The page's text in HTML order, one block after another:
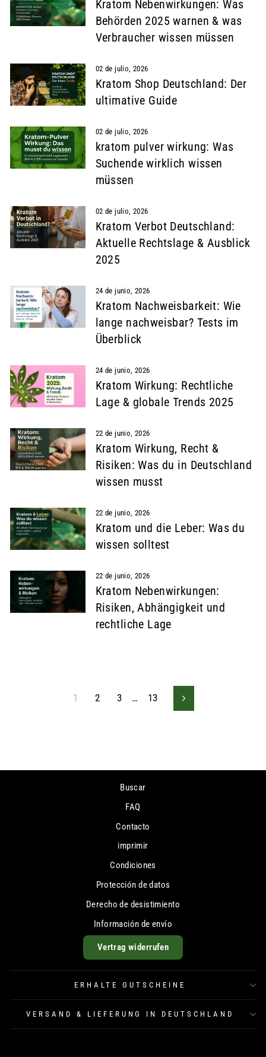
Kratom Nebenwirkungen: Was
Behörden 2025 warnen & was
Verbraucher wissen müssen
02 de julio, 2026
Kratom Shop Deutschland: Der
ultimative Guide
02 de julio, 2026
kratom pulver wirkung: Was
Suchende wirklich wissen
müssen
02 de julio, 2026
Kratom Verbot Deutschland:
Aktuelle Rechtslage & Ausblick
2025
24 de junio, 2026
Kratom Nachweisbarkeit: Wie
lange nachweisbar? Tests im
Überblick
24 de junio, 2026
Kratom Wirkung: Rechtliche
Lage & globale Trends 2025
22 de junio, 2026
Kratom Wirkung, Recht &
Risiken: Was du in Deutschland
wissen musst
22 de junio, 2026
Kratom und die Leber: Was du
wissen solltest
22 de junio, 2026
Kratom Nebenwirkungen:
Risiken, Abhängigkeit und
rechtliche Lage
1 2 3 … 13 Siguiente
Buscar
FAQ
Contacto
imprimir
Condiciones
Protección de datos
Derecho de desistimiento
Información de envío
Vertrag widerrufen
ERHALTE GUTSCHEINE
VERSAND & LIEFERUNG IN DEUTSCHLAND